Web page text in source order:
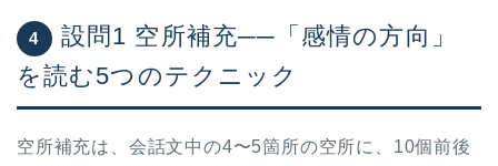
4
設問1 空所補充──「感情の方向」
を読む5つのテクニック
空所補充は、会話文中の4〜5箇所の空所に、10個前後